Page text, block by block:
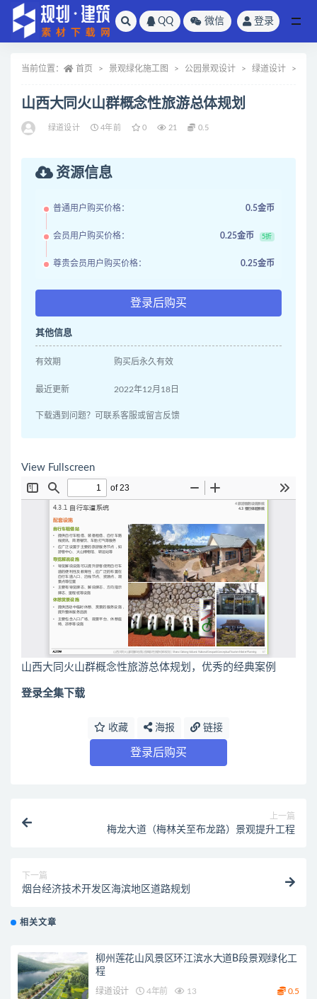
QQ 微信 登录
当前位置： 首页 景观绿化施工图 公园景观设计 绿道设计
山西大同火山群概念性旅游总体规划
绿道设计 4年前 0 21 0.5
资源信息
普通用户购买价格： 0.5金币
会员用户购买价格： 0.25金币 5折
尊贵会员用户购买价格： 0.25金币
登录后购买
其他信息
有效期 购买后永久有效
最近更新 2022年12月18日
下载遇到问题？可联系客服或留言反馈
View Fullscreen
山西大同火山群概念性旅游总体规划，优秀的经典案例
登录全集下载
收藏 海报 链接
登录后购买
上一篇
梅龙大道（梅林关至布龙路）景观提升工程
下一篇
烟台经济技术开发区海滨地区道路规划
相关文章
柳州莲花山风景区环江滨水大道B段景观绿化工
程
绿道设计 4年前 13 0.5
全部